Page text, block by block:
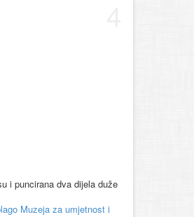
i puncirana dva dijela duže
Muzeja za umjetnost i